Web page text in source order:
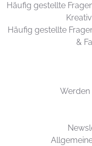
Häufig gestellte
Häufig gestellte
&
Werden